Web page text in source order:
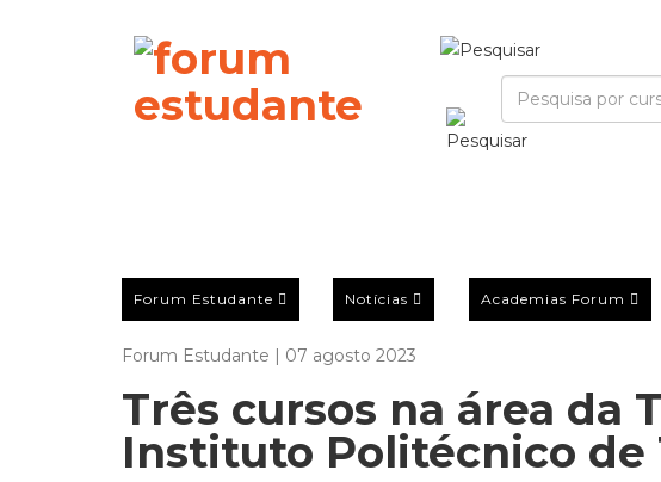
Forum Estudante Notícias Academias Forum
Forum Estudante | 07 agosto 2023
Três cursos na área da
Instituto Politécnico de